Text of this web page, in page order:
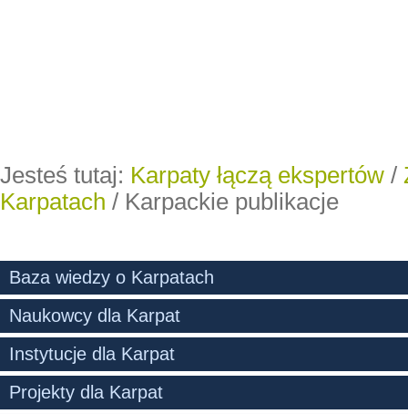
Jesteś tutaj: Karpaty łączą ekspertów /
Karpatach / Karpackie publikacje
Baza wiedzy o Karpatach
Naukowcy dla Karpat
Instytucje dla Karpat
Projekty dla Karpat